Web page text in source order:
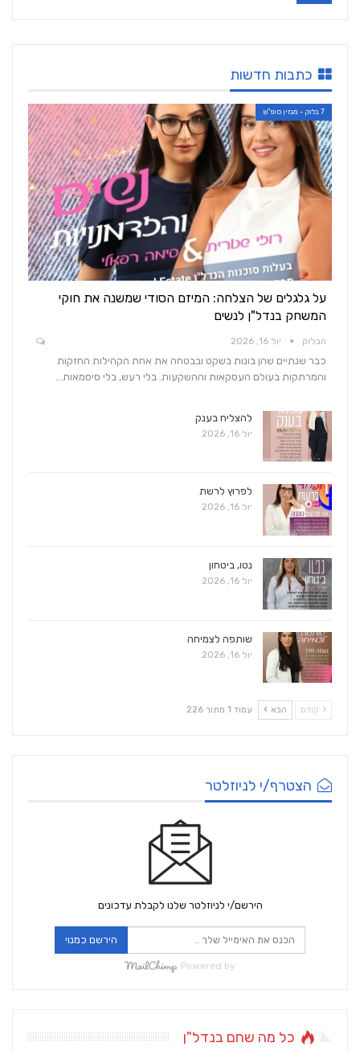
כתבות חדשות
7 בלוק - מגזין סופ"ש
על גלגלים של הצלחה: המיזם הסודי שמשנה את חוקי
המשחק בנדל"ן לנשים
הבלוק יול 16, 2026
כבר שנתיים שהן בונות בשקט ובבטחה את אחת הקהילות החזקות
והמרתקות בעולם העסקאות וההשקעות. בלי רעש, בלי סיסמאות…
להצליח בענק
יול 16, 2026
לפרוץ לרשת
יול 16, 2026
נטו, ביטחון
יול 16, 2026
שותפה לצמיחה
יול 16, 2026
קודם הבא עמוד 1 מתוך 226
הצטרף/י לניוזלטר
הירשם/י לניוזלטר שלנו לקבלת עדכונים
הירשם כמנוי
Powered by
כל מה שחם בנדל"ן